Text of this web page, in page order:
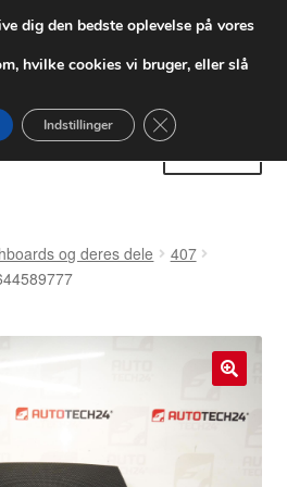
fra 55 kr.
forsendelse
og deres dele
407
dig den bedste oplevelse på vores
hvilke cookies vi bruger, eller slå
Indstillinger Close GDPR